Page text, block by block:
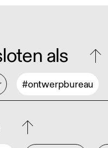
als
#ontwerpbureau